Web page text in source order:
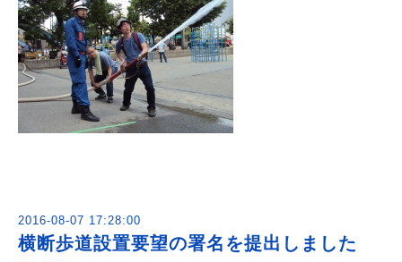
2016-08-07 17:28:00
横断歩道設置要望の署名を提出しました